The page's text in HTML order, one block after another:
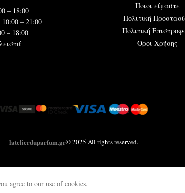
– 18:00
– 21:00
– 18:00
Ποιοι είμαστε
Πολιτική
Πολιτική
Όροι Χρήσης
latelierduparfum.gr© 2025 All rights reserved.
agree to our use of cookies.